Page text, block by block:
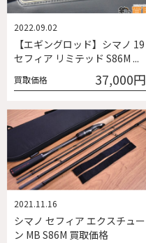
【エギングロッド】シマノ 19
セフィア リミテッド S86M ...
2022.09.02
買取価格 37,000円
シマノ セフィア エクスチュー
ン MB S86M 買取価格
2021.11.16